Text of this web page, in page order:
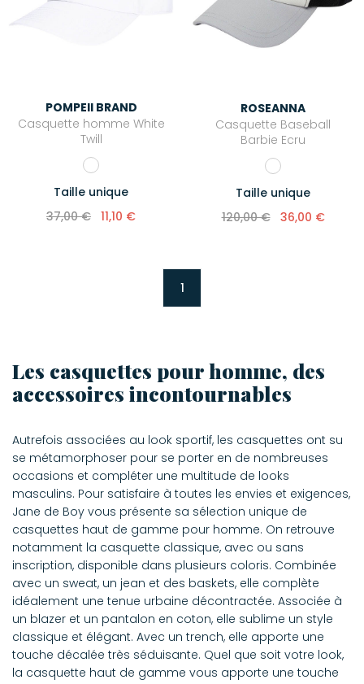
POMPEII BRAND
Casquette homme White
Twill
Taille unique
37,00 € 11,10 €
ROSEANNA
Casquette Baseball
Barbie Ecru
Taille unique
120,00 €
36,00 €
1
Les casquettes pour homme, des
accessoires incontournables
Autrefois associées au look sportif, les casquettes ont su
se métamorphoser pour se porter en de nombreuses
occasions et compléter une multitude de looks
masculins. Pour satisfaire à toutes les envies et exigences,
Jane de Boy vous présente sa sélection unique de
casquettes haut de gamme pour homme. On retrouve
notamment la casquette classique, avec ou sans
inscription, disponible dans plusieurs coloris. Combinée
avec un sweat, un jean et des baskets, elle complète
idéalement une tenue urbaine décontractée. Associée à
un blazer et un pantalon en coton, elle sublime un style
classique et élégant. Avec un trench, elle apporte une
touche décalée très séduisante. Quel que soit votre look,
la casquette haut de gamme vous apporte une touche